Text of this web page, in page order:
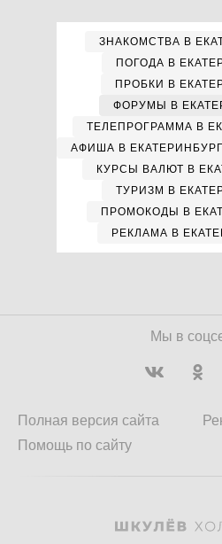
ЗНАКОМСТВА В
ПОГОДА В
ПРОБКИ В
ФОРУМЫ В
ТЕЛЕПРОГРАММА В
АФИША В
КУРСЫ ВАЛЮТ В
ТУРИЗМ В
ПРОМОКОДЫ В
РЕКЛАМА В
Мы в
Полная версия сайта
Помощь по сайту